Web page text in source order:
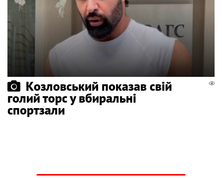
Козловський показав свій
голий торс у вбиральні
спортзали